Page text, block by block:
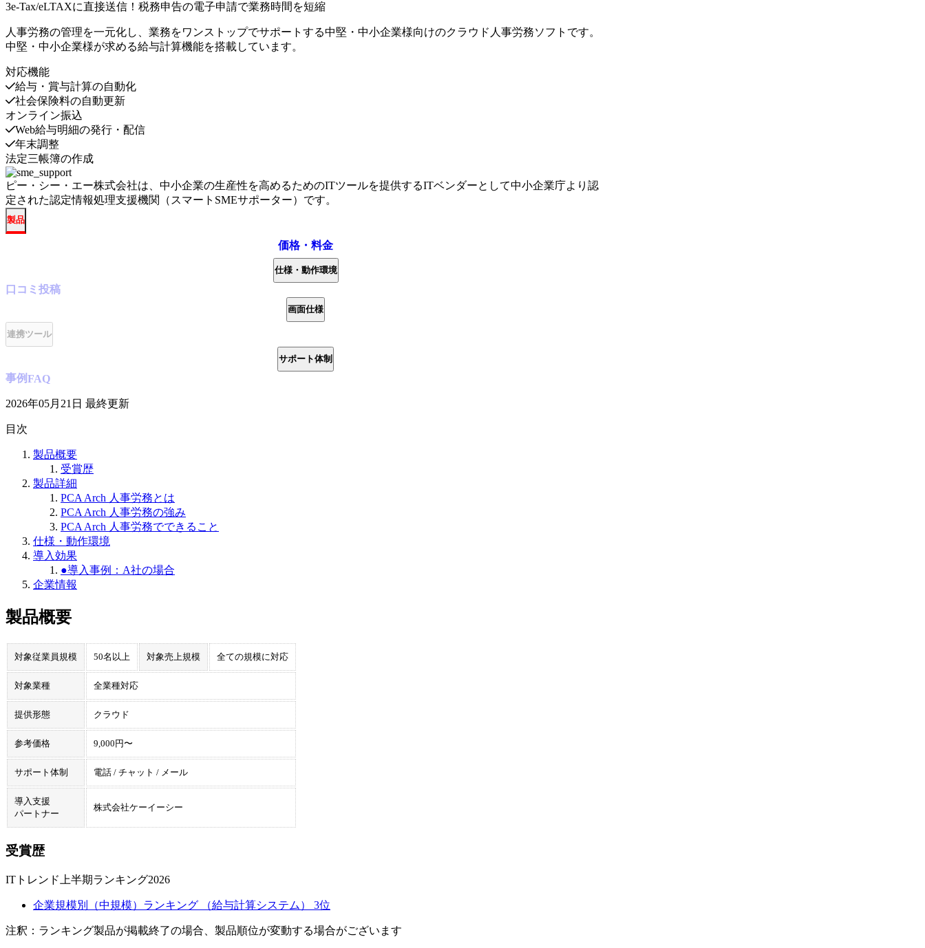
3e-Tax/eLTAXに直接送信！税務申告の電子申請で業務時間を短縮
人事労務の管理を一元化し、業務をワンストップでサポートする中堅・中小企業様向けのクラウド人事労務ソフトです。
中堅・中小企業様が求める給与計算機能を搭載しています。
対応機能
給与・賞与計算の自動化
社会保険料の自動更新
オンライン振込
Web給与明細の発行・配信
年末調整
法定三帳簿の作成
ピー・シー・エー株式会社は、中小企業の生産性を高めるためのITツールを提供するITベンダーとして中小企業庁より認
定された認定情報処理支援機関（スマートSMEサポーター）です。
製品
価格・料金
仕様・動作環境
口コミ 投稿
画面仕様
連携ツール
サポート体制
事例FAQ
2026年05月21日 最終更新
目次
製品概要
受賞歴
製品詳細
PCA Arch 人事労務とは
PCA Arch 人事労務の強み
PCA Arch 人事労務でできること
仕様・動作環境
導入効果
●導入事例：A社の場合
企業情報
製品概要
対象従業員規模 50名以上 対象売上規模 全ての規模に対応
対象業種 全業種対応
提供形態 クラウド
参考価格 9,000円〜
サポート体制 電話 / チャット / メール
導入支援
パートナー
株式会社ケーイーシー
受賞歴
ITトレンド上半期ランキング2026
企業規模別（中規模）ランキング （給与計算システム） 3位
注釈：ランキング製品が掲載終了の場合、製品順位が変動する場合がございます